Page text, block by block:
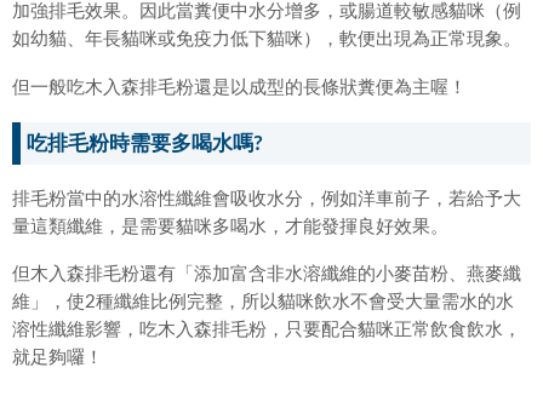
加強排毛效果。因此當糞便中水分增多，或腸道較敏感貓咪（例
如幼貓、年長貓咪或免疫力低下貓咪），軟便出現為正常現象。
但一般吃木入森排毛粉還是以成型的長條狀糞便為主喔！
吃排毛粉時需要多喝水嗎?
排毛粉當中的水溶性纖維會吸收水分，例如洋車前子，若給予大
量這類纖維，是需要貓咪多喝水，才能發揮良好效果。
但木入森排毛粉還有「添加富含非水溶纖維的小麥苗粉、燕麥纖
維」，使2種纖維比例完整，所以貓咪飲水不會受大量需水的水
溶性纖維影響，吃木入森排毛粉，只要配合貓咪正常飲食飲水，
就足夠囉！